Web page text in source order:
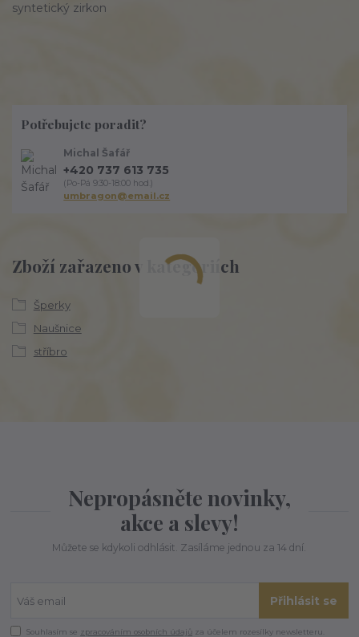
syntetický zirkon
Zboží zařazeno v kategoriích
Šperky
Naušnice
stříbro
Potřebujete poradit?
Michal Šafář
+420 737 613 735
(Po-Pá 9:30-18:00 hod.)
umbragon@email.cz
Nepropásněte novinky,
akce a slevy!
Můžete se kdykoli odhlásit. Zasíláme jednou za 14 dní.
Přihlásit se
Souhlasím se zpracováním osobních údajů za účelem rozesílky newsletteru.